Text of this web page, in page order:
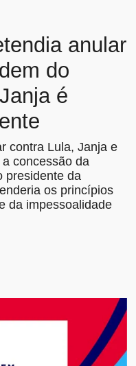
anular
do
é
contra Lula, Janja e
concessão da
presidente da
os princípios
da impessoalidade